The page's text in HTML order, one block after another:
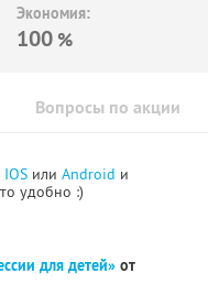
Экономия:
100 %
Вопросы по акции
IOS или Android и
удобно :)
для детей» от